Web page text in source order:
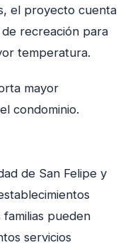
el proyecto cuenta
recreación para
temperatura.
mayor
condominio.
de San Felipe y
familias pueden
servicios